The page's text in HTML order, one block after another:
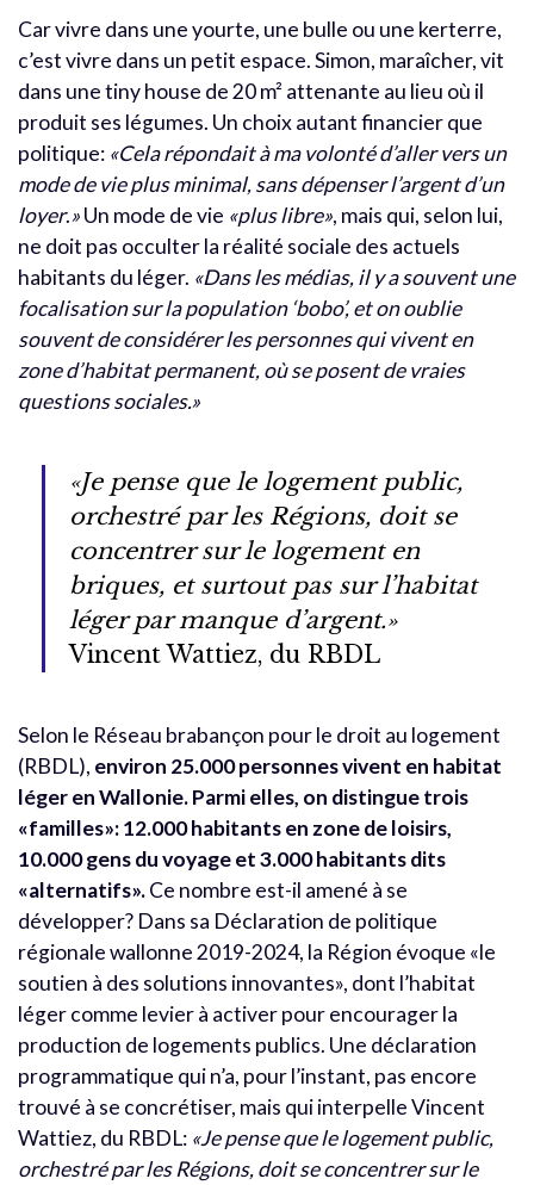
Car vivre dans une yourte, une bulle ou une kerterre,
c’est vivre dans un petit espace. Simon, maraîcher, vit
dans une tiny house de 20 m² attenante au lieu où il
produit ses légumes. Un choix autant financier que
politique: «Cela répondait à ma volonté d’aller vers un
mode de vie plus minimal, sans dépenser l’argent d’un
loyer.»Un mode de vie «plus libre», mais qui, selon lui,
ne doit pas occulter la réalité sociale des actuels
habitants du léger. «Dans les médias, il y a souvent une
focalisation sur la population ‘bobo’, et on oublie
souvent de considérer les personnes qui vivent en
zone d’habitat permanent, où se posent de vraies
questions sociales.»
«Je pense que le logement public,
orchestré par les Régions, doit se
concentrer sur le logement en
briques, et surtout pas sur l’habitat
léger par manque d’argent.»
Vincent Wattiez, du RBDL
Selon le Réseau brabançon pour le droit au logement
(RBDL), environ 25.000 personnes vivent en habitat
léger en Wallonie. Parmi elles, on distingue trois
«familles»: 12.000 habitants en zone de loisirs,
10.000 gens du voyage et 3.000 habitants dits
«alternatifs».Ce nombre est-il amené à se
développer? Dans sa Déclaration de politique
régionale wallonne 2019-2024, la Région évoque «le
soutien à des solutions innovantes», dont l’habitat
léger comme levier à activer pour encourager la
production de logements publics. Une déclaration
programmatique qui n’a, pour l’instant, pas encore
trouvé à se concrétiser, mais qui interpelle Vincent
Wattiez, du RBDL: «Je pense que le logement public,
orchestré par les Régions, doit se concentrer sur le